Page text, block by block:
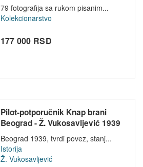
79 fotografija sa rukom pisanim...
Kolekcionarstvo
177 000 RSD
Pilot-potporučnik Knap brani
Beograd - Ž. Vukosavljević 1939
Beograd 1939, tvrdi povez, stanj...
Istorija
Ž. Vukosavljević